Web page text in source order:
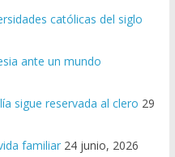
católicas del siglo
ante un mundo
sigue reservada al clero 29
familiar 24 junio, 2026